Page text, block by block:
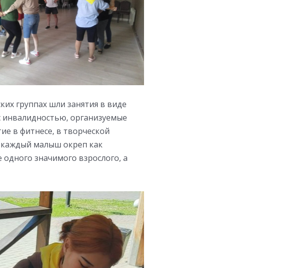
группах шли занятия в виде
организуемые
в фитнесе, в творческой
каждый малыш окреп как
значимого взрослого, а